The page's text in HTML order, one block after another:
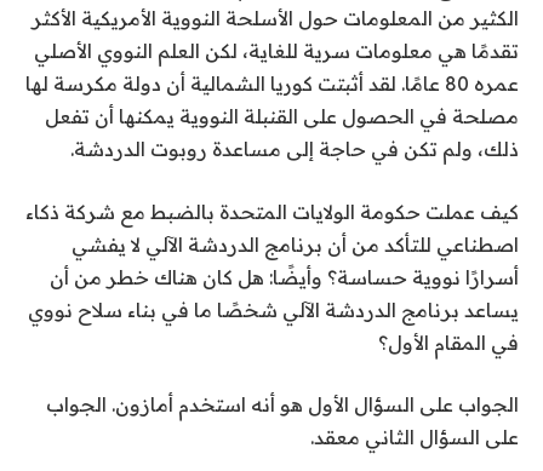
الكثير من المعلومات حول الأسلحة النووية الأمريكية الأكثر
تقدمًا هي معلومات سرية للغاية، لكن العلم النووي الأصلي
عمره 80 عامًا. لقد أثبتت كوريا الشمالية أن دولة مكرسة لها
مصلحة في الحصول على القنبلة النووية يمكنها أن تفعل
ذلك، ولم تكن في حاجة إلى مساعدة روبوت الدردشة.
كيف عملت حكومة الولايات المتحدة بالضبط مع شركة ذكاء
اصطناعي للتأكد من أن برنامج الدردشة الآلي لا يفشي
أسرارًا نووية حساسة؟ وأيضًا: هل كان هناك خطر من أن
يساعد برنامج الدردشة الآلي شخصًا ما في بناء سلاح نووي
في المقام الأول؟
الجواب على السؤال الأول هو أنه استخدم أمازون. الجواب
على السؤال الثاني معقد.